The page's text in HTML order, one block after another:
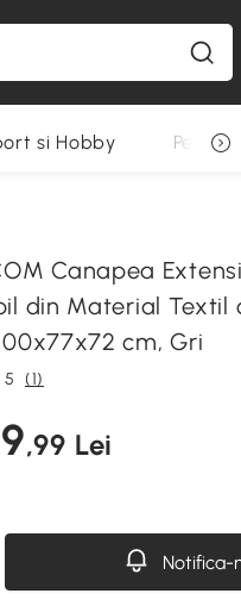
si Hobby Pentru
Canapea
din Material Textil
cm, Gri
5 (1)
,99 Lei
Notifica-